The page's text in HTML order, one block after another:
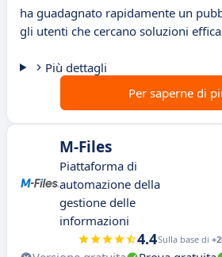
ha guadagnato rapidamente un
gli utenti che cercano soluzioni
Più dettagli
Per saperne di
M-Files
Piattaforma di
automazione della
gestione delle
informazioni
4.4Sulla base di